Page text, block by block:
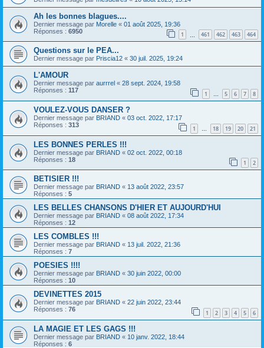
Ah les bonnes blagues....
Dernier message par Morelle « 01 août 2025, 19:36
Réponses : 6950 1 461 462 463 464
Questions sur le PEA...
Dernier message par Priscia12 « 30 juil. 2025, 19:24
L'AMOUR
Dernier message par aurrrel « 28 sept. 2024, 19:58
Réponses : 117 1 … 5 6 7 8
VOULEZ-VOUS DANSER ?
Dernier message par BRIAND « 03 oct. 2022, 17:17
Réponses : 313 1 … 18 19 20 21
LES BONNES PERLES !!!
Dernier message par BRIAND « 02 oct. 2022, 00:18
Réponses : 18 1 2
BETISIER !!!
Dernier message par BRIAND « 13 août 2022, 23:57
Réponses : 5
LES BELLES CHANSONS D'HIER ET AUJOURD'HUI
Dernier message par BRIAND « 08 août 2022, 17:34
Réponses : 12
LES COMBLES !!!
Dernier message par BRIAND « 13 juil. 2022, 21:36
Réponses : 7
POESIES !!!!
Dernier message par BRIAND « 30 juin 2022, 00:00
Réponses : 10
DEVINETTES 2015
Dernier message par BRIAND « 22 juin 2022, 23:44
Réponses : 76 1 2 3 4 5 6
LA MAGIE ET LES GAGS !!!
Dernier message par BRIAND « 10 janv. 2022, 18:44
Réponses : 6